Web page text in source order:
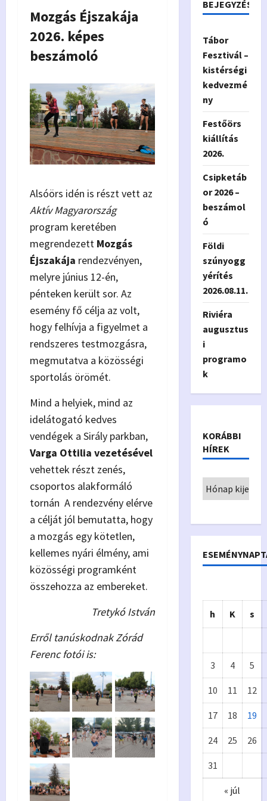
Mozgás Éjszakája
2026. képes
beszámoló
Alsóörs idén is részt vett az
Aktív Magyarország
program keretében
megrendezett Mozgás
Éjszakája rendezvényen,
melyre június 12-én,
pénteken került sor. Az
esemény fő célja az volt,
hogy felhívja a figyelmet a
rendszeres testmozgásra,
megmutatva a közösségi
sportolás örömét.
Mind a helyiek, mind az
idelátogató kedves
vendégek a Sirály parkban,
Varga Ottilia vezetésével
vehettek részt zenés,
csoportos alakformáló
tornán A rendezvény elérve
a célját jól bemutatta, hogy
a mozgás egy kötetlen,
kellemes nyári élmény, ami
közösségi programként
összehozza az embereket.
Tretykó István
Erről tanúskodnak Zórád
Ferenc fotói is:
BEJEGYZÉSEK
Tábor
Fesztivál –
kistérségi
kedvezmé
ny
Festőörs
kiállítás
2026.
Csipketáb
or 2026 –
beszámol
ó
Földi
szúnyogg
yérítés
2026.08.11.
Riviéra
augusztus
i
programo
k
KORÁBBI
HÍREK
h K s
3 4 5
10 11 12
17 18 19
24 25 26
31
« júl
Önkormányzat